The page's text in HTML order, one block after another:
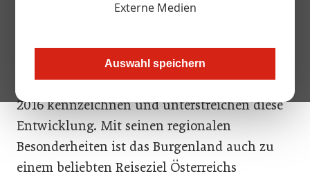
Externe Medien
Auswahl speichern
Das Burgenland hat in den vergangenen
Tourismuszahlen, Rekordbeschäftigung sowie
die Bildungsdaten im Jahr
2016 kennzeichnen und unterstreichen diese
Entwicklung. Mit seinen regionalen
Besonderheiten ist das Burgenland auch zu
einem beliebten Reiseziel Österreichs